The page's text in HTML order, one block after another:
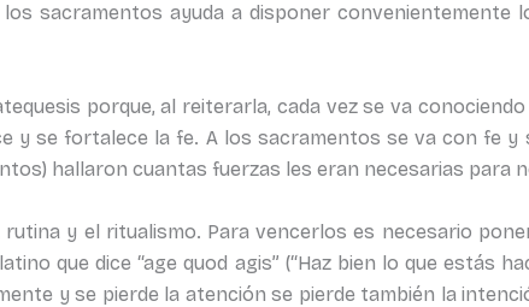
sacramentos ayuda a disponer convenientemente
porque, al reiterarla, cada vez se va
y se fortalece la fe. A los sacramentos se va con fe y
hallaron cuantas fuerzas les eran necesarias para
y el ritualismo. Para vencerlos es necesario
que dice “age quod agis” (“Haz bien lo que estás
y se pierde la atención se pierde también la